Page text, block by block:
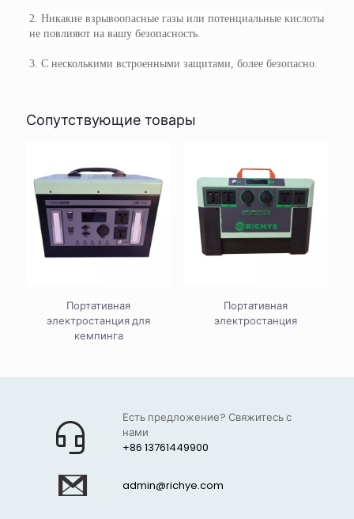
2. Никакие взрывоопасные газы или потенциальные кислоты
не повлияют на вашу безопасность.
3. С несколькими встроенными защитами, более безопасно.
Сопутствующие товары
Портативная
электростанция для
кемпинга
Портативная
электростанция
+86 13761449900
Есть предложение? Свяжитесь с
нами
admin@richye.com